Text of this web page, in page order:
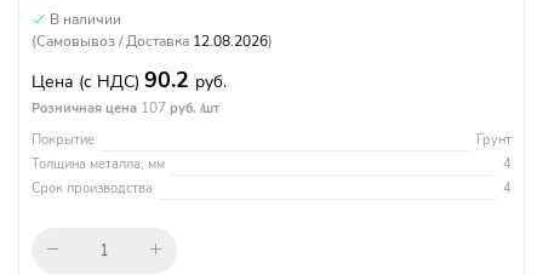
В наличии
(Самовывоз / Доставка 12.08.2026)
Цена (с НДС) 90.2 руб.
Розничная цена 107 руб. /шт
Покрытие
Грунт
Толщина металла, мм
4
Срок производства
4